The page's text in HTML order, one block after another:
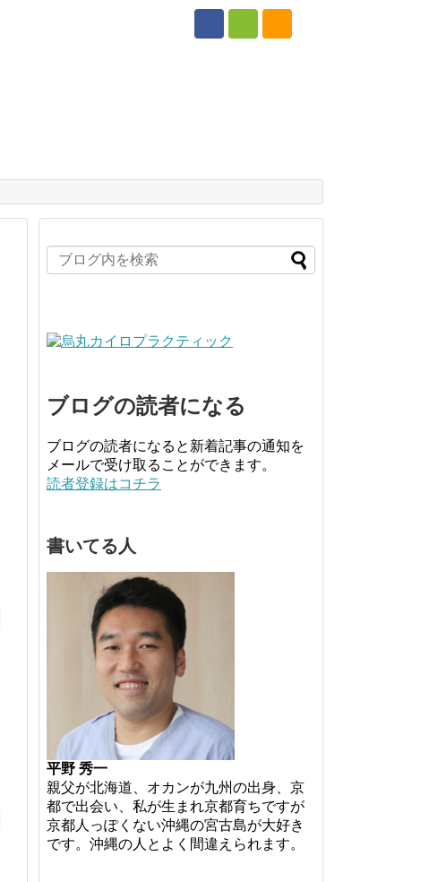
ブログの読者になる
ブログの読者になると新着記事の通知を
メールで受け取ることができます。
読者登録はコチラ
書いてる人
平野 秀一
親父が北海道、オカンが九州の出身、京
都で出会い、私が生まれ京都育ちですが
京都人っぽくない沖縄の宮古島が大好き
です。沖縄の人とよく間違えられます。